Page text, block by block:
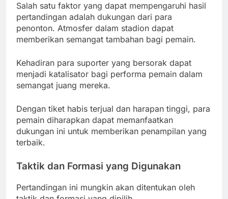
Salah satu faktor yang dapat mempengaruhi hasil
pertandingan adalah dukungan dari para
penonton. Atmosfer dalam stadion dapat
memberikan semangat tambahan bagi pemain.
Kehadiran para suporter yang bersorak dapat
menjadi katalisator bagi performa pemain dalam
semangat juang mereka.
Dengan tiket habis terjual dan harapan tinggi, para
pemain diharapkan dapat memanfaatkan
dukungan ini untuk memberikan penampilan yang
terbaik.
Taktik dan Formasi yang Digunakan
Pertandingan ini mungkin akan ditentukan oleh